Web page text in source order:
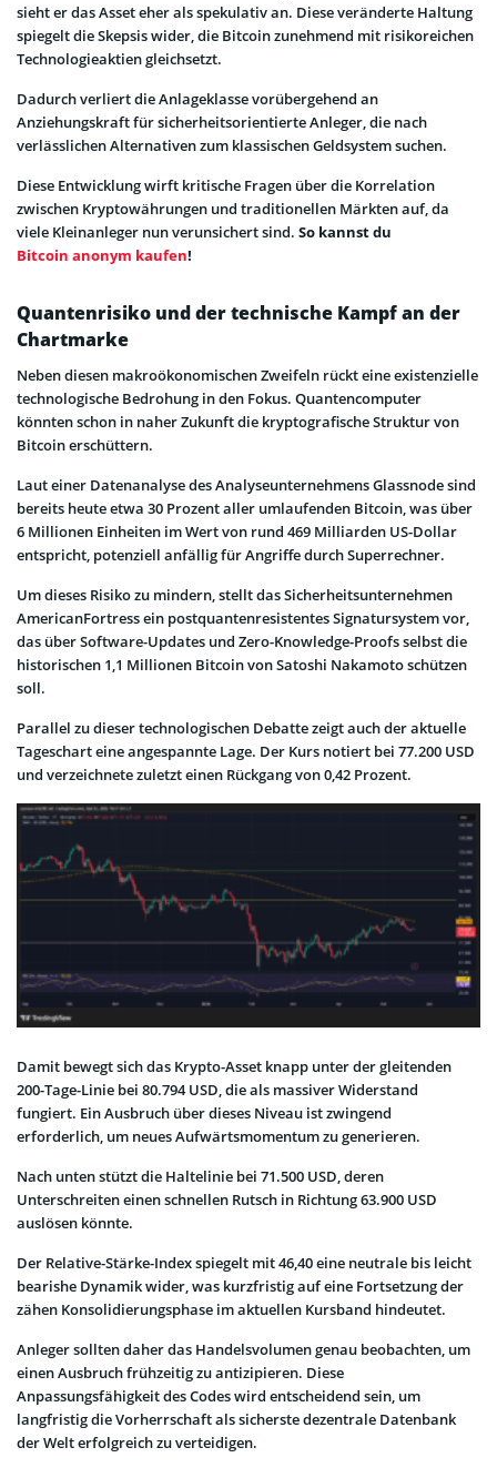
sieht er das Asset eher als spekulativ an. Diese veränderte Haltung
spiegelt die Skepsis wider, die Bitcoin zunehmend mit risikoreichen
Technologieaktien gleichsetzt.
Dadurch verliert die Anlageklasse vorübergehend an
Anziehungskraft für sicherheitsorientierte Anleger, die nach
verlässlichen Alternativen zum klassischen Geldsystem suchen.
Diese Entwicklung wirft kritische Fragen über die Korrelation
zwischen Kryptowährungen und traditionellen Märkten auf, da
viele Kleinanleger nun verunsichert sind. So kannst du
Bitcoin anonym kaufen!
Quantenrisiko und der technische Kampf an der
Chartmarke
Neben diesen makroökonomischen Zweifeln rückt eine existenzielle
technologische Bedrohung in den Fokus. Quantencomputer
könnten schon in naher Zukunft die kryptografische Struktur von
Bitcoin erschüttern.
Laut einer Datenanalyse des Analyseunternehmens Glassnode sind
bereits heute etwa 30 Prozent aller umlaufenden Bitcoin, was über
6 Millionen Einheiten im Wert von rund 469 Milliarden US-Dollar
entspricht, potenziell anfällig für Angriffe durch Superrechner.
Um dieses Risiko zu mindern, stellt das Sicherheitsunternehmen
AmericanFortress ein postquantenresistentes Signatursystem vor,
das über Software-Updates und Zero-Knowledge-Proofs selbst die
historischen 1,1 Millionen Bitcoin von Satoshi Nakamoto schützen
soll.
Parallel zu dieser technologischen Debatte zeigt auch der aktuelle
Tageschart eine angespannte Lage. Der Kurs notiert bei 77.200 USD
und verzeichnete zuletzt einen Rückgang von 0,42 Prozent.
Damit bewegt sich das Krypto-Asset knapp unter der gleitenden
200-Tage-Linie bei 80.794 USD, die als massiver Widerstand
fungiert. Ein Ausbruch über dieses Niveau ist zwingend
erforderlich, um neues Aufwärtsmomentum zu generieren.
Nach unten stützt die Haltelinie bei 71.500 USD, deren
Unterschreiten einen schnellen Rutsch in Richtung 63.900 USD
auslösen könnte.
Der Relative-Stärke-Index spiegelt mit 46,40 eine neutrale bis leicht
bearishe Dynamik wider, was kurzfristig auf eine Fortsetzung der
zähen Konsolidierungsphase im aktuellen Kursband hindeutet.
Anleger sollten daher das Handelsvolumen genau beobachten, um
einen Ausbruch frühzeitig zu antizipieren. Diese
Anpassungsfähigkeit des Codes wird entscheidend sein, um
langfristig die Vorherrschaft als sicherste dezentrale Datenbank
der Welt erfolgreich zu verteidigen.